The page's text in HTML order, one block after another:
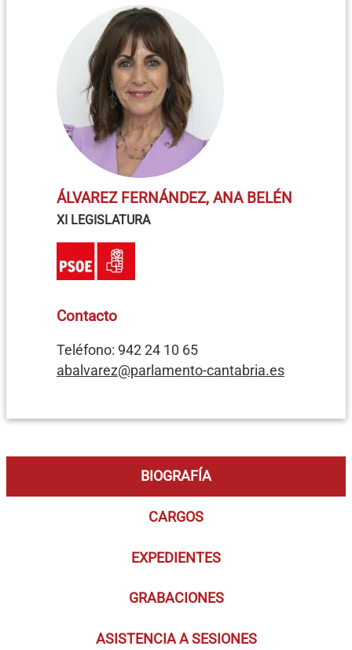
ÁLVAREZ FERNÁNDEZ, ANA BELÉN
XI LEGISLATURA
Contacto
Teléfono: 942 24 10 65
abalvarez@parlamento-cantabria.es
BIOGRAFÍA
CARGOS
EXPEDIENTES
GRABACIONES
ASISTENCIA A SESIONES